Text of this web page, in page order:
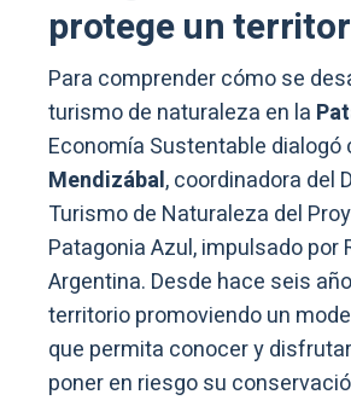
protege un
Para comprender cómo se
turismo de naturaleza en la
Economía Sustentable dialogó
Mendizábal, coordinadora del
Turismo de Naturaleza del
Patagonia Azul, impulsado por
Argentina. Desde hace seis
territorio promoviendo un
que permita conocer y
poner en riesgo su